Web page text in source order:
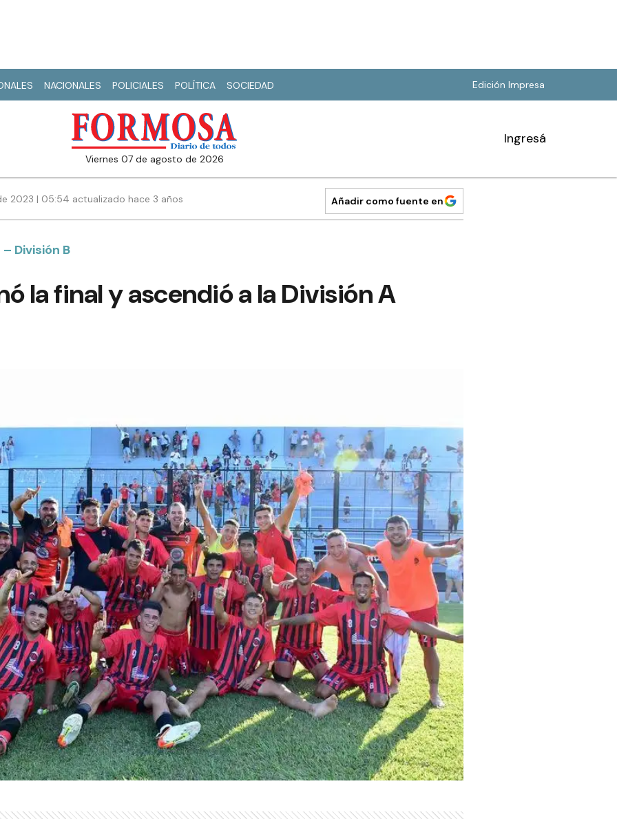
NACIONALES POLICIALES POLÍTICA SOCIEDAD Edición Impresa
viernes 07 de agosto de 2026
Ingresá
2023 | 05:54 actualizado hace 3 años Añadir como fuente en
División B
la final y ascendió a la División A